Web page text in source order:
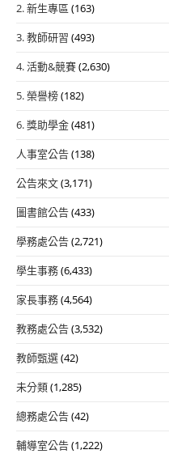
2. 新生專區 (163)
3. 教師研習 (493)
4. 活動&競賽(2,630)
5. 榮譽榜(182)
6. 獎助學金(481)
人事室公告(138)
公告來文(3,171)
圖書館公告(433)
學務處公告(2,721)
學生事務(6,433)
家長事務(4,564)
教務處公告(3,532)
教師甄選(42)
未分類(1,285)
總務處公告(42)
輔導室公告(1,222)